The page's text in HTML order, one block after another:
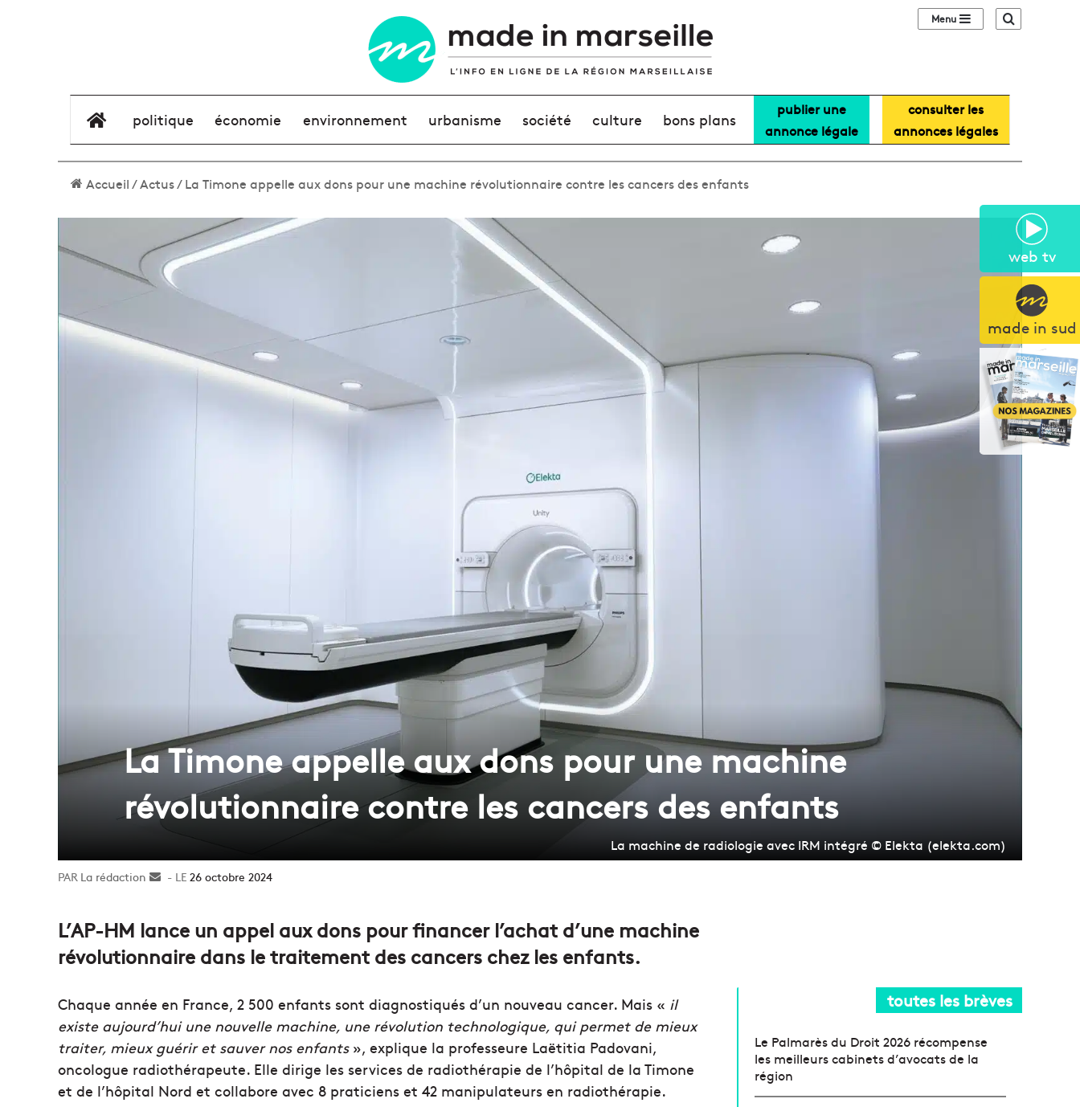
web tv
made in sud
Sidebar (barre
élément de menu
politique économie environnement urbanisme société culture bons plans
publier une
annonce légale
consulter les
annonces légales
Accueil/Actus/La Timone appelle aux dons pour une machine révolutionnaire contre les cancers des enfants
La Timone appelle aux dons pour une machine
révolutionnaire contre les cancers des enfants
La machine de radiologie avec IRM intégré © Elekta (elekta.com)
La rédaction
Envoyer26 octobre 2024
L’AP-HM lance un appel aux dons pour financer l’achat d’une machine
révolutionnaire dans le traitement des cancers chez les enfants.
Chaque année en France, 2 500 enfants sont diagnostiqués d’un nouveau cancer. Mais « il
existe aujourd’hui une nouvelle machine, une révolution technologique, qui permet de mieux
traiter, mieux guérir et sauver nos enfants», explique la professeure Laëtitia Padovani,
oncologue radiothérapeute. Elle dirige les services de radiothérapie de l’hôpital de la Timone
et de l’hôpital Nord et collabore avec 8 praticiens et 42 manipulateurs en radiothérapie.
toutes les brèves
Le Palmarès du Droit 2026 récompense
les meilleurs cabinets d’avocats de la
région